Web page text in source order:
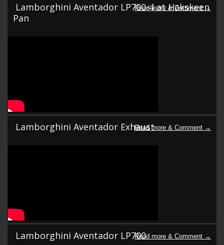
Lamborghini Aventador LP700-4 at Hakskeen
Pan
Lamborghini Aventador Exhaust
Lamborghini Aventador LP700